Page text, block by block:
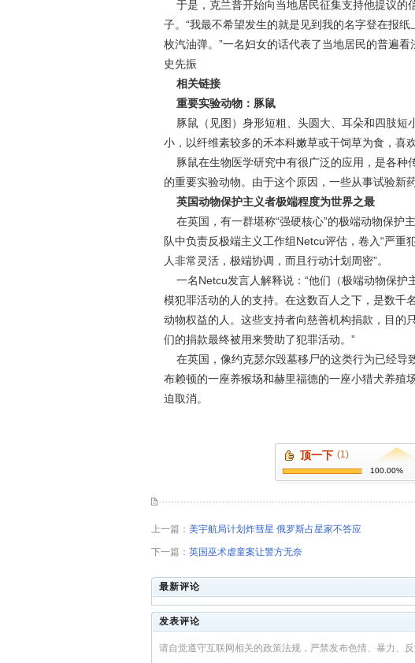
于是，克兰普开始向当地居民征集支持他提议的
子。“我最不希望发生的就是见到我的名字登在报
枚汽油弹。”一名妇女的话代表了当地居民的普遍看
史先振
相关链接
重要实验动物：豚鼠
豚鼠（见图）身形短粗、头圆大、耳朵和四肢短
小，以纤维素较多的禾本科嫩草或干饲草为食，喜
豚鼠在生物医学研究中有很广泛的应用，是各种
的重要实验动物。由于这个原因，一些从事试验新
英国动物保护主义者极端程度为世界之最
在英国，有一群堪称“强硬核心”的极端动物保护
队中负责反极端主义工作组Netcu评估，卷入“严重
人非常灵活，极端协调，而且行动计划周密”。
一名Netcu发言人解释说：“他们（极端动物保护
模犯罪活动的人的支持。在这数百人之下，是数千
动物权益的人。这些支持者向慈善机构捐款，目的
们的捐款最终被用来赞助了犯罪活动。”
在英国，像约克瑟尔毁墓移尸的这类行为已经导
布赖顿的一座养猴场和赫里福德的一座小猎犬养殖
迫取消。
顶一下 (1)
100.00%
上一篇： 美宇航局计划炸彗星 俄罗斯占星家不答应
下一篇： 英国巫术虐童案让警方无奈
最新评论
发表评论
请自觉遵守互联网相关的政策法规，严禁发布色情、暴力、反